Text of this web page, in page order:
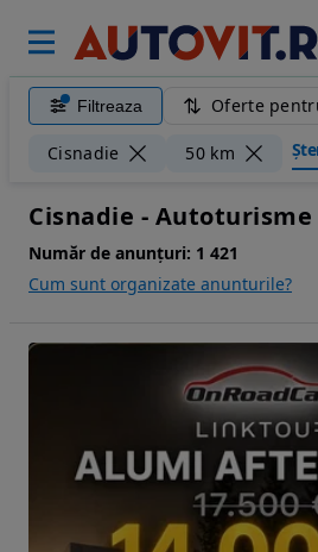
Filtreaza Oferte
Cisnadie 50 km
Cisnadie - Autoturisme
Număr de anunțuri: 1 421
Cum sunt organizate anunturile?